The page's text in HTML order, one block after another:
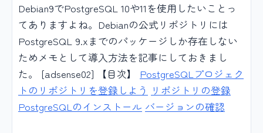
Debian9でPostgreSQL 10や11を使用したいことっ
てありますよね。Debianの公式リポジトリには
PostgreSQL 9.xまでのパッケージしか存在しない
ためメモとして導入方法を記事にしておきまし
た。 [adsense02] 【目次】 PostgreSQLプロジェク
トのリポジトリを登録しよう リポジトリの登録
PostgreSQLのインストール バージョンの確認